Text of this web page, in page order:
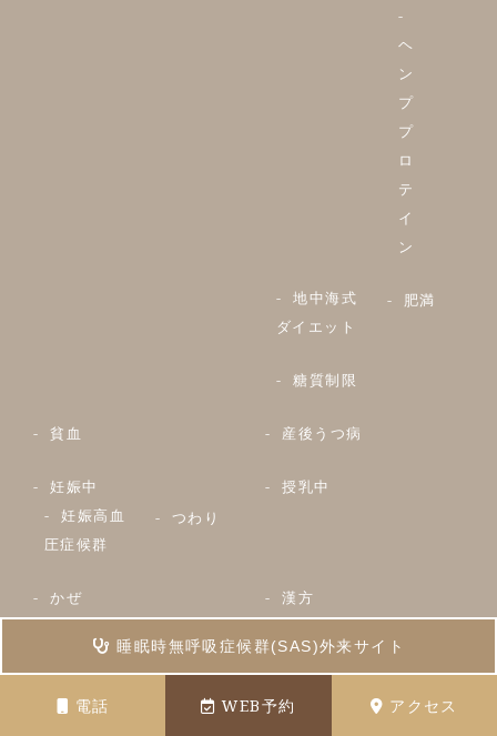
睡眠時無呼吸症候群(SAS)外来サイト
電話 WEB予約 アクセス
ヘ
ン
プ
プ
ロ
テ
イ
ン
地中海式
ダイエット
肥満
糖質制限
貧血 産後うつ病
妊娠中
妊娠高血
圧症候群
つわり
授乳中
かぜ 漢方
副作用
アレルギー
非アトピ
ー型喘息